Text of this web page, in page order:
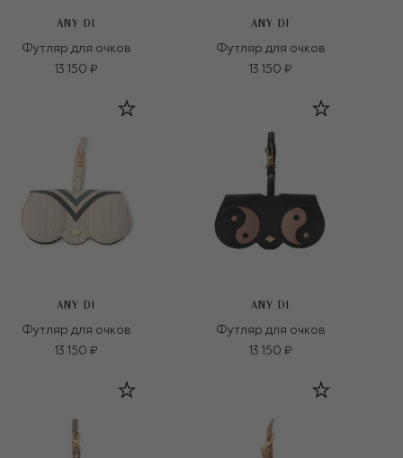
ANY DI
Футляр для очков
13 150 ₽
ANY DI
Футляр для очков
13 150 ₽
ANY DI
Футляр для очков
13 150 ₽
ANY DI
Футляр для очков
13 150 ₽